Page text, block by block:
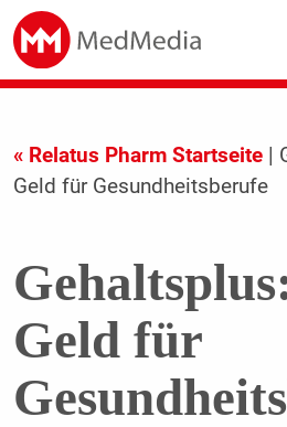
« Relatus Pharm Startseite|
Geld für Gesundheitsberufe
Geld für